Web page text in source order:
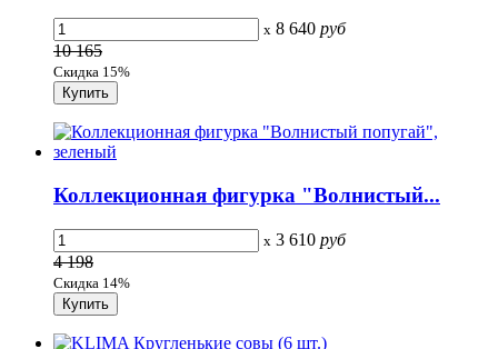
x 8 640 руб
10 165
Скидка 15%
Коллекционная фигурка "Волнистый...
x 3 610 руб
4 198
Скидка 14%